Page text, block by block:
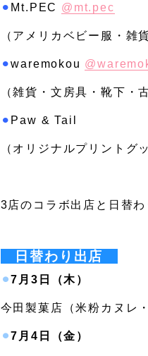
⚫︎ Mt.PEC @mt.pec
（アメリカベビー服・雑貨
⚫︎waremokou
（雑貨・文房具・靴下・
⚫︎ Paw & Tail
（オリジナルプリントグ
3店のコラボ出店と日替
日替わり出店
⚫︎7月3日（木）
今田製菓店（米粉カヌレ
⚫︎7月4日（金）